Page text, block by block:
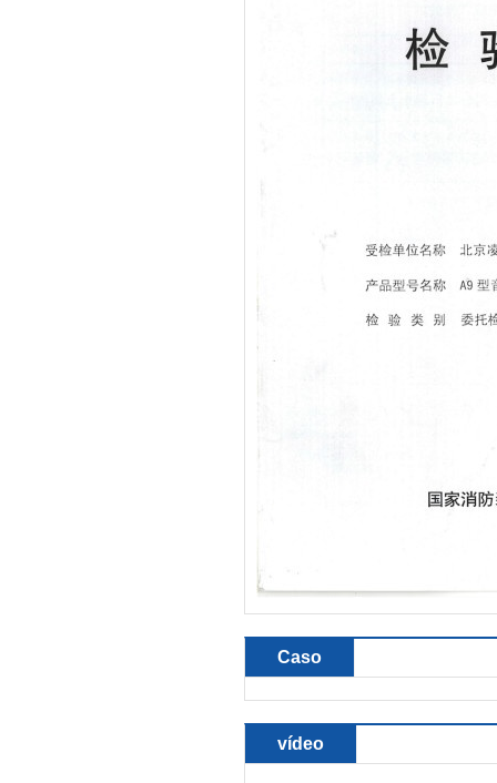
Caso
vídeo